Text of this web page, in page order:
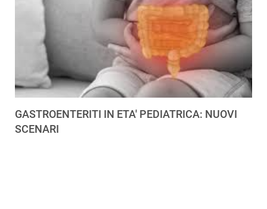
GASTROENTERITI IN ETA' PEDIATRICA: NUOVI
SCENARI